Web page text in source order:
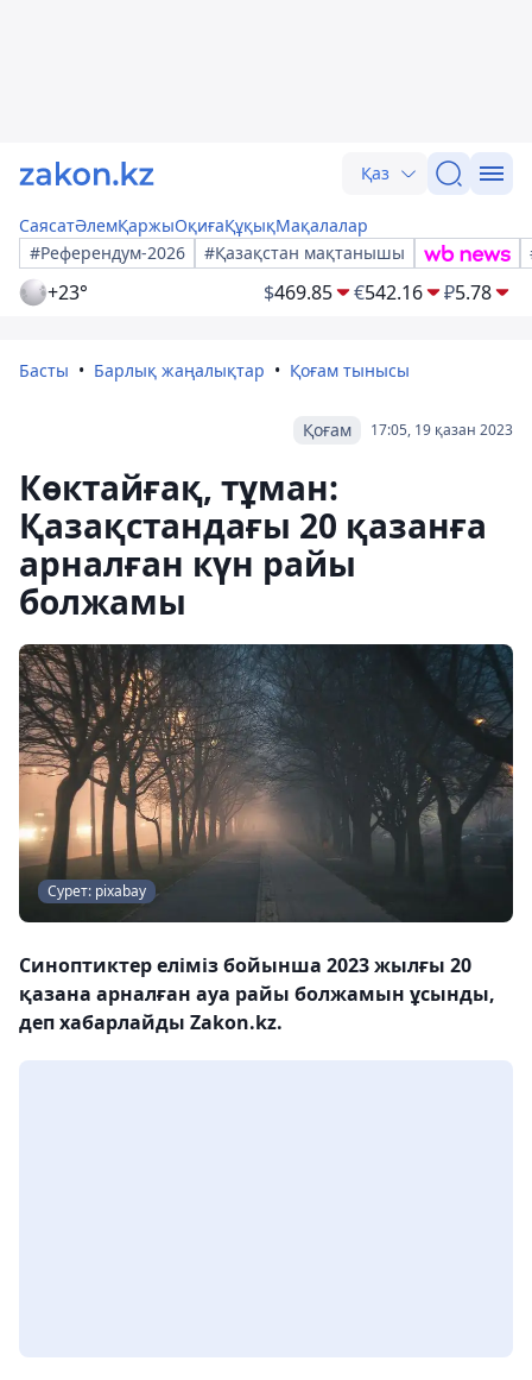
Қаз
СаясатӘлемҚаржыОқиғаҚұқықМақалалар
#Референдум-2026
#Қазақстан мақтанышы
+23° $469.85 €542.16 ₽5.78
Басты Барлық жаңалықтар Қоғам тынысы
17:05, 19 қазан 2023
Қоғам
Көктайғақ, тұман:
Қазақстандағы 20 қазанға
арналған күн райы
болжамы
Сурет: pixabay
Синоптиктер еліміз бойынша 2023 жылғы 20
қазана арналған ауа райы болжамын ұсынды,
деп хабарлайды Zakon.kz.